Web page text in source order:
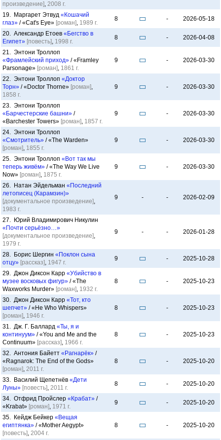
произведение], 2008 г.
19. Маргарет Этвуд «Кошачий
глаз» / «Cat's Eye» [роман], 1989 г.
8 - 2026-05-18
20. Александр Етоев «Бегство в
Египет» [повесть], 1998 г.
8 - 2026-04-08
21. Энтони Троллоп
«Фрамлейский приход» / «Framley
Parsonage» [роман], 1861 г.
9 - 2026-03-30
22. Энтони Троллоп «Доктор
Торн» / «Doctor Thorne» [роман],
1858 г.
9 - 2026-03-30
23. Энтони Троллоп
«Барчестерские башни» /
«Barchester Towers» [роман], 1857 г.
9 - 2026-03-30
24. Энтони Троллоп
«Смотритель» / «The Warden»
[роман], 1855 г.
9 - 2026-03-30
25. Энтони Троллоп «Вот так мы
теперь живём» / «The Way We Live
Now» [роман], 1875 г.
9 - 2026-03-30
26. Натан Эйдельман «Последний
летописец (Карамзин)»
[документальное произведение],
1983 г.
9 - - 2026-02-09
27. Юрий Владимирович Никулин
«Почти серьёзно…»
[документальное произведение],
1979 г.
9 - - 2026-01-28
28. Борис Шергин «Поклон сына
отцу» [рассказ], 1947 г.
9 - 2025-10-28
29. Джон Диксон Карр «Убийство в
музее восковых фигур» / «The
Waxworks Murder» [роман], 1932 г.
8 - 2025-10-23
30. Джон Диксон Карр «Тот, кто
шепчет» / «He Who Whispers»
[роман], 1946 г.
8 - 2025-10-23
31. Дж. Г. Баллард «Ты, я и
континуум» / «You and Me and the
Continuum» [рассказ], 1966 г.
8 - 2025-10-23
32. Антония Байетт «Рагнарёк» /
«Ragnarok: The End of the Gods»
[роман], 2011 г.
8 - 2025-10-20
33. Василий Щепетнёв «Дети
Луны» [повесть], 2011 г.
8 - 2025-10-20
34. Отфрид Пройслер «Крабат» /
«Krabat» [роман], 1971 г.
9 - 2025-10-20
35. Кейдж Бейкер «Вещая
египтянка» / «Mother Aegypt»
[повесть], 2004 г.
8 - 2025-10-20